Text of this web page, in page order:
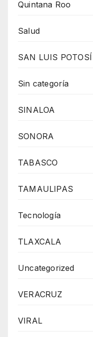
Quintana Roo
Salud
SAN LUIS POTOSÍ
Sin categoría
SINALOA
SONORA
TABASCO
TAMAULIPAS
Tecnología
TLAXCALA
Uncategorized
VERACRUZ
VIRAL